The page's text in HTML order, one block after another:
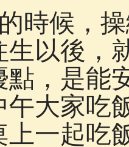
時候，
生以後，
點，是能
午大家吃
上一起吃